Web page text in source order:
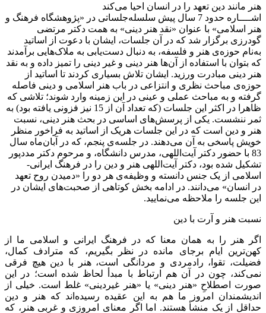
هنر مانند دین تعهد را در انسان احیا می‌کند
اشــــاره
حدود 7 سال پیش سلسله‌جلساتی در «پژوهشگاه فرهنگ و
هنر اسلامی» با عنوان «نقد هنر دینی» به همت دکتر مرتضی
گودرزی برگزار شد که در آن جلسات، ایشان با دعوت از اساتید
به‌نام حوزه‌ی هنر و فلسفه، به دنبال دست‌یابی به ملاک‌هایی برآمدند
که بتوان با استفاده از آن‌ها هنر دینی و غیر دینی را تمیز داده و به نقد
هنر دینی مبادرت ورزید. ایشان تلاش بسیاری کردند تا اساتید از
حوزه‌ی مباحث نظری و انتزاعی در باب هنر اسلامی و دینی فاصله
گرفته و به مباحث عملی و عینی در این زمینه وارد شوند؛ تلاشی که
ظاهرا در اکثر این جلسات (که تعداد آن از 15 نیز فزونی یافته بود) به
ثمر ننشست. یکی از پرسش‌های اساسی در بحث هنر دینی، نسبت
هنر و دین است که در این جلسات هریک از اساتید به فراخور منظر
خویش پاسخی به آن می‌دهند. در جلسه‌ی پنجم، که در آبان‌ماه سال
83 با حضور دکتر آیت‌اللهی، مدرس دانشگاه، و مرحوم دکتر مددپور
تشکیل شده بود، دکتر آیت‌اللهی هنر و دین را در فرهنگ ایرانی-
اسلامی از یک جنس دانسته و وظیفه‌ی هر دو را «دمیدن روح تعهد
در انسان» می‌دانند. در ادامه بخش کوتاهی از صحبت‌های ایشان در
این جلسه را ملاحظه می‌نمایید.
نسبت هنر و آرت با دین
اگر هنر را به همان معنا که در فرهنگ ایرانی و اسلامی ما از
کهن‌ترین ایام برجای مانده در نظر بگیریم، که مترادف کمال‌،
فضیلت‌، تقوا، رادمردی و مردانگی است، هنر با دین هیچ فرقی
نمی‌کند، چون در آن هم ارتباط با مبدأ لحاظ شده است؛ در این
صورت اصطلاحِ «هنر دینی‌» یا «هنر غیردینی‌» غلط است‌. خیلی از
اندیشمندان امروز ما هم به این عقیده رسیده‌اند که هنر و دین
حداقل از یک منشأ هستند. اما اگر معنای امروزی و غربی هنر، که